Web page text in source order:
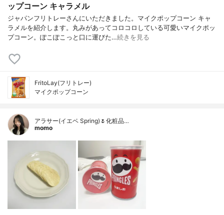
ップコーン キャラメル
ジャパンフリトレーさんにいただきました。マイクポップコーン キャ
ラメルを紹介します。丸みがあってコロコロしている可愛いマイクポッ
プコーン。ぽこぽこっと口に運びた…続きを見る
FritoLay(フリトレー)
マイクポップコーン
アラサー(イエベ Spring)🌷化粧品…
momo